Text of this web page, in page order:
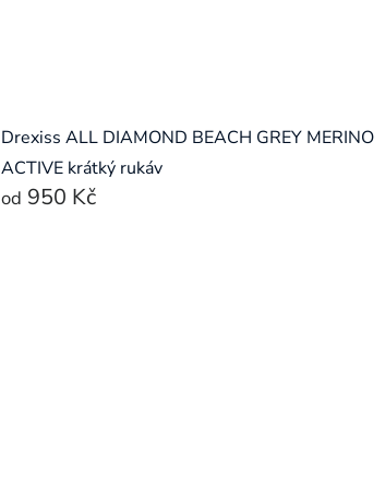
Drexiss ALL DIAMOND BEACH GREY MERINO
ACTIVE krátký rukáv
od 950 Kč